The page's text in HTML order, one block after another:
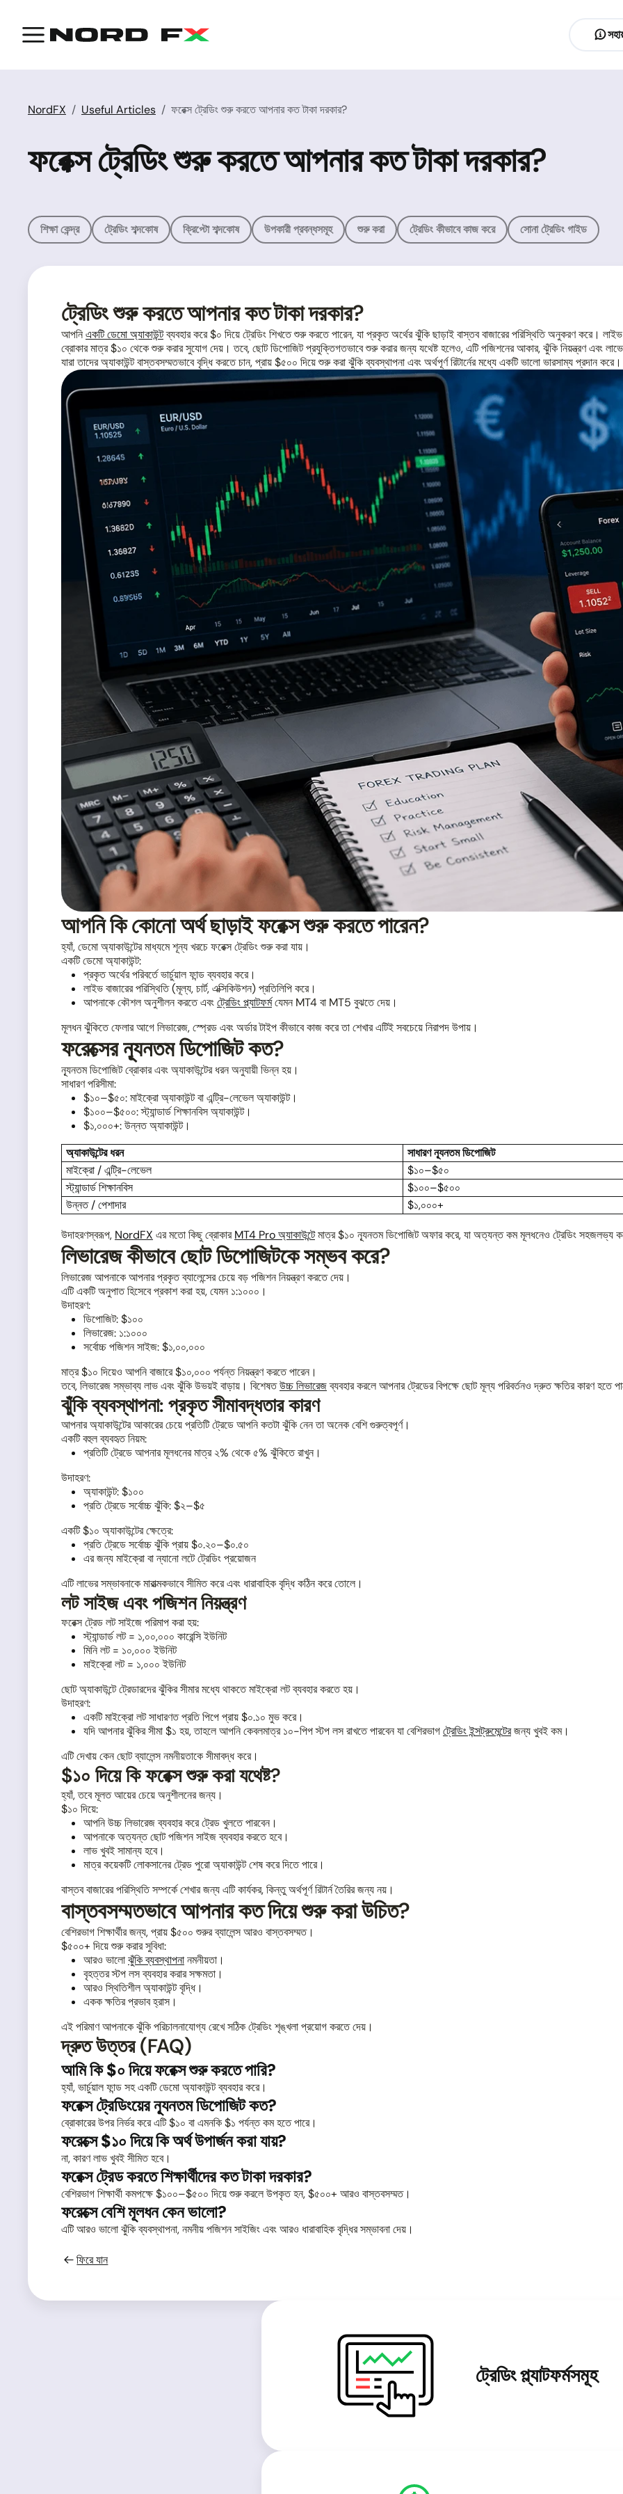
NordFX Useful Articles ফরেক্স ট্রেডিং শুরু করতে আপনার কত টাকা দরকার?
ফরেক্স ট্রেডিং শুরু করতে আপনার কত টাকা দরকার?
শিক্ষা কেন্দ্র ট্রেডিং শব্দকোষ ক্রিপ্টো শব্দকোষ উপকারী প্রবন্ধসমূহ শুরু করা ট্রেডিং কীভাবে কাজ করে সোনা ট্রেডিং গাইড
ট্রেডিং শুরু করতে আপনার কত টাকা দরকার?
আপনিএকটি ডেমো অ্যাকাউন্টব্যবহার করে $০ দিয়ে ট্রেডিং শিখতে শুরু করতে পারেন, যা প্রকৃত অর্থের ঝুঁকি ছাড়াই বাস্তব বাজারের পরিস্থিতি অনুকরণ করে।
ব্রোকার মাত্র $১০ থেকে শুরু করার সুযোগ দেয়। তবে, ছোট ডিপোজিট প্রযুক্তিগতভাবে শুরু করার জন্য যথেষ্ট হলেও, এটি পজিশনের আকার, ঝুঁকি নিয়ন্ত্রণ এবং
যারা তাদের অ্যাকাউন্ট বাস্তবসম্মতভাবে বৃদ্ধি করতে চান, প্রায় $৫০০ দিয়ে শুরু করা ঝুঁকি ব্যবস্থাপনা এবং অর্থপূর্ণ রিটার্নের মধ্যে একটি ভালো ভারসাম্য প্রদান করে।
আপনি কি কোনো অর্থ ছাড়াই ফরেক্স শুরু করতে পারেন?
হ্যাঁ, ডেমো অ্যাকাউন্টের মাধ্যমে শূন্য খরচে ফরেক্স ট্রেডিং শুরু করা যায়।
একটি ডেমো অ্যাকাউন্ট:
প্রকৃত অর্থের পরিবর্তে ভার্চুয়াল ফান্ড ব্যবহার করে।
লাইভ বাজারের পরিস্থিতি (মূল্য, চার্ট, এক্সিকিউশন) প্রতিলিপি করে।
আপনাকে কৌশল অনুশীলন করতে এবংট্রেডিং প্ল্যাটফর্মযেমন MT4 বা MT5 বুঝতে দেয়।
মূলধন ঝুঁকিতে ফেলার আগে লিভারেজ, স্প্রেড এবং অর্ডার টাইপ কীভাবে কাজ করে তা শেখার এটিই সবচেয়ে নিরাপদ উপায়।
ফরেক্সের ন্যূনতম ডিপোজিট কত?
ন্যূনতম ডিপোজিট ব্রোকার এবং অ্যাকাউন্টের ধরন অনুযায়ী ভিন্ন হয়।
সাধারণ পরিসীমা:
$১০–$৫০: মাইক্রো অ্যাকাউন্ট বা এন্ট্রি-লেভেল অ্যাকাউন্ট।
$১০০–$৫০০: স্ট্যান্ডার্ড শিক্ষানবিস অ্যাকাউন্ট।
$১,০০০+: উন্নত অ্যাকাউন্ট।
অ্যাকাউন্টের ধরন
সাধারণ ন্যূনতম ডিপোজিট
মাইক্রো / এন্ট্রি-লেভেল
$১০–$৫০
স্ট্যান্ডার্ড শিক্ষানবিস
$১০০–$৫০০
উন্নত / পেশাদার
$১,০০০+
উদাহরণস্বরূপ, NordFX এর মতো কিছু ব্রোকারMT4 Pro অ্যাকাউন্টেমাত্র $১০ ন্যূনতম ডিপোজিট অফার করে, যা অত্যন্ত কম মূলধনেও ট্রেডিং সহজলভ্য
লিভারেজ কীভাবে ছোট ডিপোজিটকে সম্ভব করে?
লিভারেজ আপনাকে আপনার প্রকৃত ব্যালেন্সের চেয়ে বড় পজিশন নিয়ন্ত্রণ করতে দেয়।
এটি একটি অনুপাত হিসেবে প্রকাশ করা হয়, যেমন ১:১০০০।
উদাহরণ:
ডিপোজিট: $১০০
লিভারেজ: ১:১০০০
সর্বোচ্চ পজিশন সাইজ: $১,০০,০০০
মাত্র $১০ দিয়েও আপনি বাজারে $১০,০০০ পর্যন্ত নিয়ন্ত্রণ করতে পারেন।
তবে, লিভারেজ সম্ভাব্য লাভ এবং ঝুঁকি উভয়ই বাড়ায়। বিশেষতউচ্চ লিভারেজব্যবহার করলে আপনার ট্রেডের বিপক্ষে ছোট মূল্য পরিবর্তনও দ্রুত ক্ষতির কারণ হতে
ঝুঁকি ব্যবস্থাপনা: প্রকৃত সীমাবদ্ধতার কারণ
আপনার অ্যাকাউন্টের আকারের চেয়ে প্রতিটি ট্রেডে আপনি কতটা ঝুঁকি নেন তা অনেক বেশি গুরুত্বপূর্ণ।
একটি বহুল ব্যবহৃত নিয়ম:
প্রতিটি ট্রেডে আপনার মূলধনের মাত্র ২% থেকে ৫% ঝুঁকিতে রাখুন।
উদাহরণ:
অ্যাকাউন্ট: $১০০
প্রতি ট্রেডে সর্বোচ্চ ঝুঁকি: $২–$৫
একটি $১০ অ্যাকাউন্টের ক্ষেত্রে:
প্রতি ট্রেডে সর্বোচ্চ ঝুঁকি প্রায় $০.২০–$০.৫০
এর জন্য মাইক্রো বা ন্যানো লটে ট্রেডিং প্রয়োজন
এটি লাভের সম্ভাবনাকে মারাত্মকভাবে সীমিত করে এবং ধারাবাহিক বৃদ্ধি কঠিন করে তোলে।
লট সাইজ এবং পজিশন নিয়ন্ত্রণ
ফরেক্স ট্রেড লট সাইজে পরিমাপ করা হয়:
স্ট্যান্ডার্ড লট = ১,০০,০০০ কারেন্সি ইউনিট
মিনি লট = ১০,০০০ ইউনিট
মাইক্রো লট = ১,০০০ ইউনিট
ছোট অ্যাকাউন্টে ট্রেডারদের ঝুঁকির সীমার মধ্যে থাকতে মাইক্রো লট ব্যবহার করতে হয়।
উদাহরণ:
একটি মাইক্রো লট সাধারণত প্রতি পিপে প্রায় $০.১০ মুভ করে।
যদি আপনার ঝুঁকির সীমা $১ হয়, তাহলে আপনি কেবলমাত্র ১০-পিপ স্টপ লস রাখতে পারবেন যা বেশিরভাগট্রেডিং ইন্সট্রুমেন্টেরজন্য খুবই কম।
এটি দেখায় কেন ছোট ব্যালেন্স নমনীয়তাকে সীমাবদ্ধ করে।
$১০ দিয়ে কি ফরেক্স শুরু করা যথেষ্ট?
হ্যাঁ, তবে মূলত আয়ের চেয়ে অনুশীলনের জন্য।
$১০ দিয়ে:
আপনি উচ্চ লিভারেজ ব্যবহার করে ট্রেড খুলতে পারবেন।
আপনাকে অত্যন্ত ছোট পজিশন সাইজ ব্যবহার করতে হবে।
লাভ খুবই সামান্য হবে।
মাত্র কয়েকটি লোকসানের ট্রেড পুরো অ্যাকাউন্ট শেষ করে দিতে পারে।
বাস্তব বাজারের পরিস্থিতি সম্পর্কে শেখার জন্য এটি কার্যকর, কিন্তু অর্থপূর্ণ রিটার্ন তৈরির জন্য নয়।
বাস্তবসম্মতভাবে আপনার কত দিয়ে শুরু করা উচিত?
বেশিরভাগ শিক্ষার্থীর জন্য, প্রায় $৫০০ শুরুর ব্যালেন্স আরও বাস্তবসম্মত।
$৫০০+ দিয়ে শুরু করার সুবিধা:
আরও ভালোঝুঁকি ব্যবস্থাপনানমনীয়তা।
বৃহত্তর স্টপ লস ব্যবহার করার সক্ষমতা।
আরও স্থিতিশীল অ্যাকাউন্ট বৃদ্ধি।
একক ক্ষতির প্রভাব হ্রাস।
এই পরিমাণ আপনাকে ঝুঁকি পরিচালনাযোগ্য রেখে সঠিক ট্রেডিং শৃঙ্খলা প্রয়োগ করতে দেয়।
দ্রুত উত্তর (FAQ)
আমি কি $০ দিয়ে ফরেক্স শুরু করতে পারি?
হ্যাঁ, ভার্চুয়াল ফান্ড সহ একটি ডেমো অ্যাকাউন্ট ব্যবহার করে।
ফরেক্স ট্রেডিংয়ের ন্যূনতম ডিপোজিট কত?
ব্রোকারের উপর নির্ভর করে এটি $১০ বা এমনকি $১ পর্যন্ত কম হতে পারে।
ফরেক্সে $১০ দিয়ে কি অর্থ উপার্জন করা যায়?
না, কারণ লাভ খুবই সীমিত হবে।
ফরেক্স ট্রেড করতে শিক্ষার্থীদের কত টাকা দরকার?
বেশিরভাগ শিক্ষার্থী কমপক্ষে $১০০–$৫০০ দিয়ে শুরু করলে উপকৃত হন, $৫০০+ আরও বাস্তবসম্মত।
ফরেক্সে বেশি মূলধন কেন ভালো?
এটি আরও ভালো ঝুঁকি ব্যবস্থাপনা, নমনীয় পজিশন সাইজিং এবং আরও ধারাবাহিক বৃদ্ধির সম্ভাবনা দেয়।
ফিরে যান
ট্রেডিং প্ল্যাটফর্মসমূহ